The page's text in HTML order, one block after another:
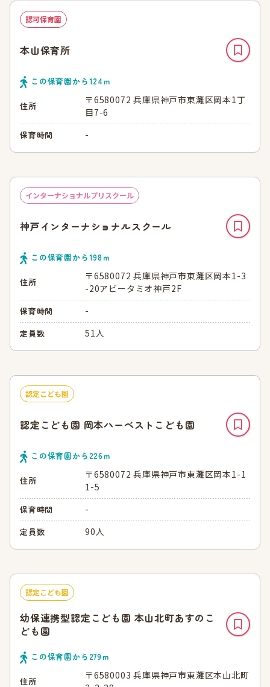
認可保育園
本山保育所
この保育園から124 ｍ
住所
〒6580072 兵庫県神戸市東灘区岡本1丁
目7-6
保育時間 -
インターナショナルプリスクール
神戸インターナショナルスクール
この保育園から198ｍ
住所
〒6580072 兵庫県神戸市東灘区岡本1-3
-20アビータミオ神戸2F
保育時間 -
定員数 51人
認定こども園
認定こども園 岡本ハーベストこども園
この保育園から 226ｍ
住所
〒6580072 兵庫県神戸市東灘区岡本1-1
1-5
保育時間 -
定員数 90人
認定こども園
幼保連携型認定こども園 本山北町あすのこ
ども園
この保育園から 279ｍ
住所
〒6580003 兵庫県神戸市東灘区本山北町